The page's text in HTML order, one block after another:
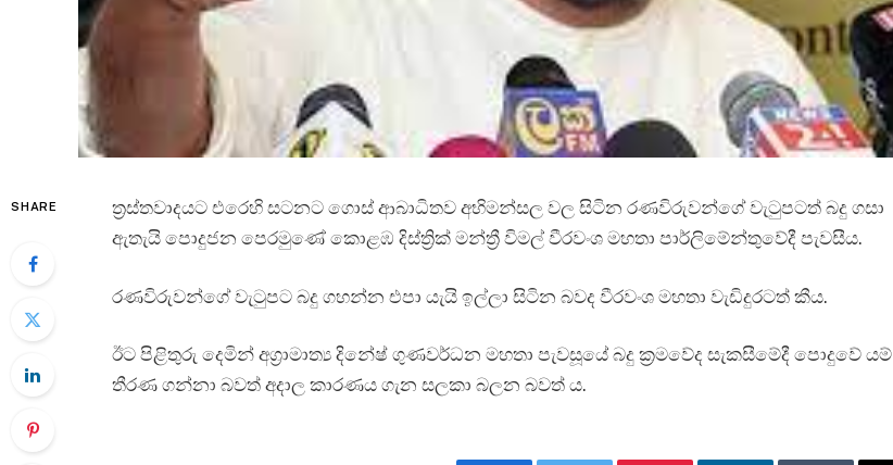
SHARE
ත්‍රස්තවාදයට එරෙහි සටනට ගොස් ආබාධිතව අභිමන්සල වල සිටින රණවිරුවන්ගේ වැටුපටත් බදු ගසා
ඇතැයි පොදුජන පෙරමුණේ කොළඹ දිස්ත්‍රික් මන්ත්‍රී විමල් වීරවංශ මහතා පාර්ලිමේන්තුවේදී පැවසීය.
රණවිරුවන්ගේ වැටුපට බදු ගහන්න එපා යැයි ඉල්ලා සිටින බවද වීරවංශ මහතා වැඩිදුරටත් කීය.
ඊට පිළිතුරු දෙමින් අග්‍රාමාත්‍ය දිනේෂ් ගුණවර්ධන මහතා පැවසූයේ බදු ක්‍රමවේද සැකසීමේදී පොදුවේ යම්
තීරණ ගන්නා බවත් අදාල කාරණය ගැන සලකා බලන බවත් ය.